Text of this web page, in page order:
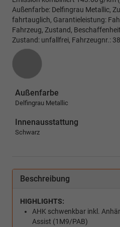
Außenfarbe: Delfingrau Metallic,
fahrtauglich, Garantieleistung:
Fahrzeug, Zustand,
Zustand: unfallfrei, Fahrzeugnr.:
Außenfarbe
Delfingrau Metallic
Innenausstattung
Schwarz
Beschreibung
HIGHLIGHTS:
AHK schwenkbar inkl.
Assist (1M9/PAB)